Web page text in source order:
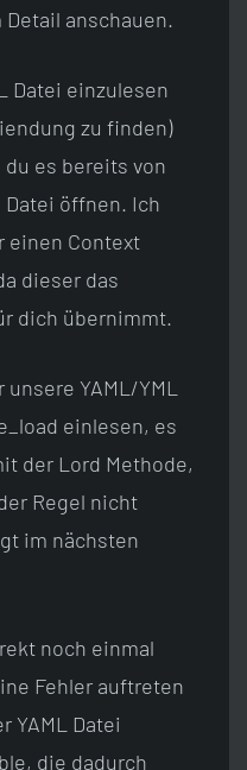
Detail anschauen.
Datei einzulesen
zu finden)
es bereits von
öffnen. Ich
einen Context
dieser das
dich übernimmt.
YAML/YML
einlesen, es
der Lord Methode,
Regel nicht
im nächsten
noch einmal
Fehler auftreten
YAML Datei
die dadurch